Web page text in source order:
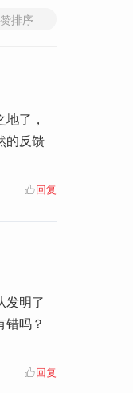
排序
了，
的反馈
回复
发明了
吗？
回复